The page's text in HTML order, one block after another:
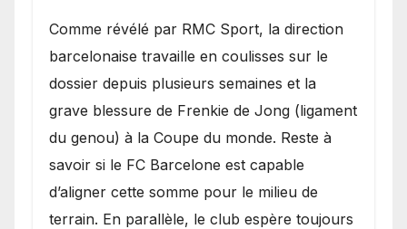
​Comme révélé par RMC Sport, la direction
barcelonaise travaille en coulisses sur le
dossier depuis plusieurs semaines et la
grave blessure de Frenkie de Jong (ligament
du genou) à la Coupe du monde. Reste à
savoir si le FC Barcelone est capable
d’aligner cette somme pour le milieu de
terrain. En parallèle, le club espère toujours